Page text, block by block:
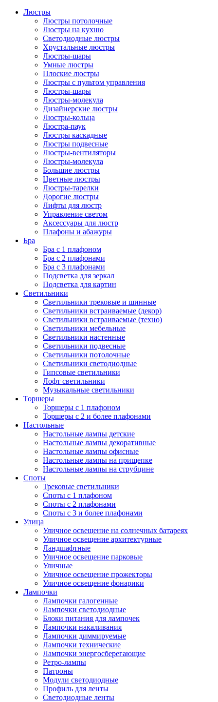
Люстры
Люстры потолочные
Люстры на кухню
Светодиодные люстры
Хрустальные люстры
Люстры-шары
Умные люстры
Плоские люстры
Люстры с пультом управления
Люстры-шары
Люстры-молекула
Дизайнерские люстры
Люстры-кольца
Люстра-паук
Люстры каскадные
Люстры подвесные
Люстры-вентиляторы
Люстры-молекула
Большие люстры
Цветные люстры
Люстры-тарелки
Дорогие люстры
Лифты для люстр
Управление светом
Аксессуары для люстр
Плафоны и абажуры
Бра
Бра с 1 плафоном
Бра с 2 плафонами
Бра с 3 плафонами
Подсветка для зеркал
Подсветка для картин
Светильники
Светильники трековые и шинные
Светильники встраиваемые (декор)
Светильники встраиваемые (техно)
Светильники мебельные
Светильники настенные
Светильники подвесные
Светильники потолочные
Светильники светодиодные
Гипсовые светильники
Лофт светильники
Музыкальные светильники
Торшеры
Торшеры с 1 плафоном
Торшеры с 2 и более плафонами
Настольные
Настольные лампы детские
Настольные лампы декоративные
Настольные лампы офисные
Настольные лампы на прищепке
Настольные лампы на струбцине
Споты
Трековые светильники
Споты с 1 плафоном
Споты с 2 плафонами
Споты с 3 и более плафонами
Улица
Уличное освещение на солнечных батареях
Уличное освещение архитектурные
Ландшафтные
Уличное освещение парковые
Уличные
Уличное освещение прожекторы
Уличное освещение фонарики
Лампочки
Лампочки галогенные
Лампочки светодиодные
Блоки питания для лампочек
Лампочки накаливания
Лампочки диммируемые
Лампочки технические
Лампочки энергосберегающие
Ретро-лампы
Патроны
Модули светодиодные
Профиль для ленты
Светодиодные ленты